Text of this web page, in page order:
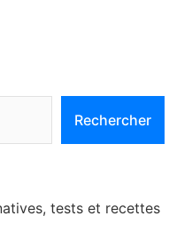
Rechercher
tests et recettes